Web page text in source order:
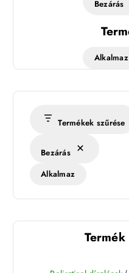
Bezárás
Alkalmaz
Termékek szűrése
Bezárás
Alkalmaz